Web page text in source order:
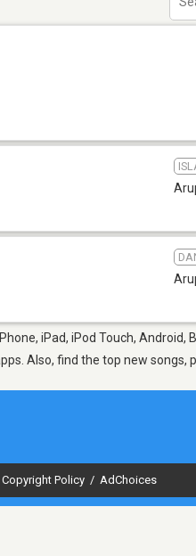
iPad, iPod Touch,
Also, find the top new songs,
Copyright Policy / AdChoices